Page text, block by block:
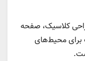
کلاسیک، صفحه
برای محیط‌های